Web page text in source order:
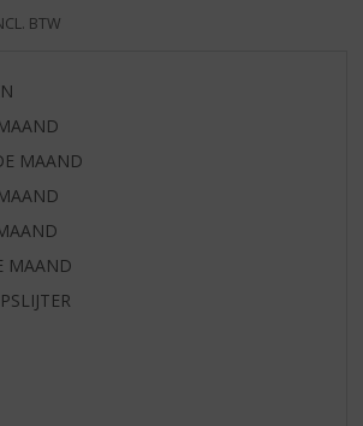
BTW
MAAND
MAAND